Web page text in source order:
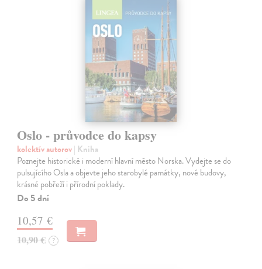
Oslo - průvodce do kapsy
kolektív autorov| Kniha
Poznejte historické i moderní hlavní město Norska. Vydejte se do
pulsujícího Osla a objevte jeho starobylé památky, nové budovy,
krásné pobřeží i přírodní poklady.
Do 5 dní
10,57 €
10,90 € ?